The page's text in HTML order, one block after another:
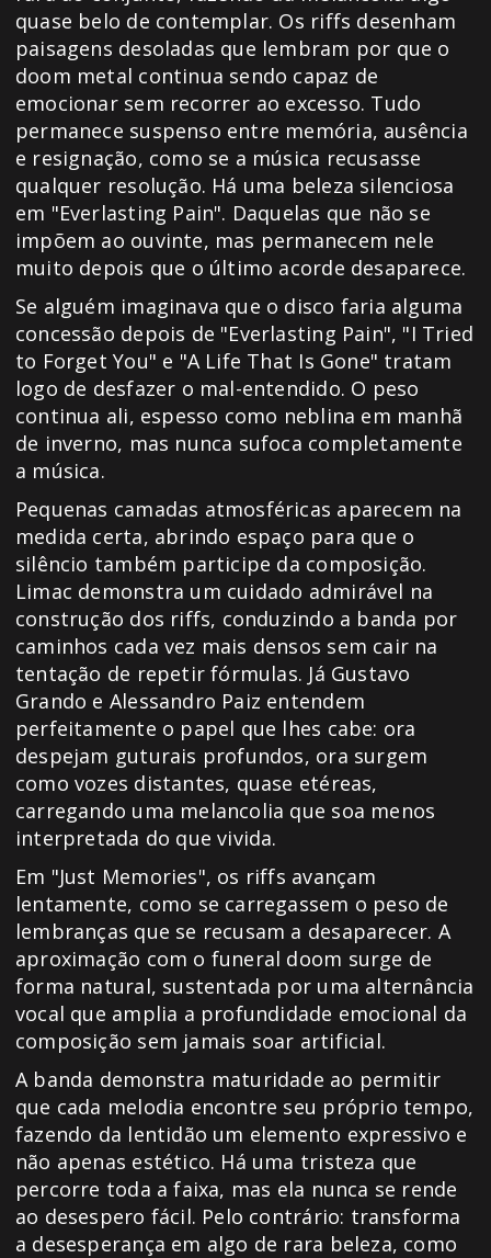
quase belo de contemplar. Os riffs desenham
paisagens desoladas que lembram por que o
doom metal continua sendo capaz de
emocionar sem recorrer ao excesso. Tudo
permanece suspenso entre memória, ausência
e resignação, como se a música recusasse
qualquer resolução. Há uma beleza silenciosa
em "Everlasting Pain". Daquelas que não se
impõem ao ouvinte, mas permanecem nele
muito depois que o último acorde desaparece.
Se alguém imaginava que o disco faria alguma
concessão depois de "Everlasting Pain", "I Tried
to Forget You" e "A Life That Is Gone" tratam
logo de desfazer o mal-entendido. O peso
continua ali, espesso como neblina em manhã
de inverno, mas nunca sufoca completamente
a música.
Pequenas camadas atmosféricas aparecem na
medida certa, abrindo espaço para que o
silêncio também participe da composição.
Limac demonstra um cuidado admirável na
construção dos riffs, conduzindo a banda por
caminhos cada vez mais densos sem cair na
tentação de repetir fórmulas. Já Gustavo
Grando e Alessandro Paiz entendem
perfeitamente o papel que lhes cabe: ora
despejam guturais profundos, ora surgem
como vozes distantes, quase etéreas,
carregando uma melancolia que soa menos
interpretada do que vivida.
Em "Just Memories", os riffs avançam
lentamente, como se carregassem o peso de
lembranças que se recusam a desaparecer. A
aproximação com o funeral doom surge de
forma natural, sustentada por uma alternância
vocal que amplia a profundidade emocional da
composição sem jamais soar artificial.
A banda demonstra maturidade ao permitir
que cada melodia encontre seu próprio tempo,
fazendo da lentidão um elemento expressivo e
não apenas estético. Há uma tristeza que
percorre toda a faixa, mas ela nunca se rende
ao desespero fácil. Pelo contrário: transforma
a desesperança em algo de rara beleza, como